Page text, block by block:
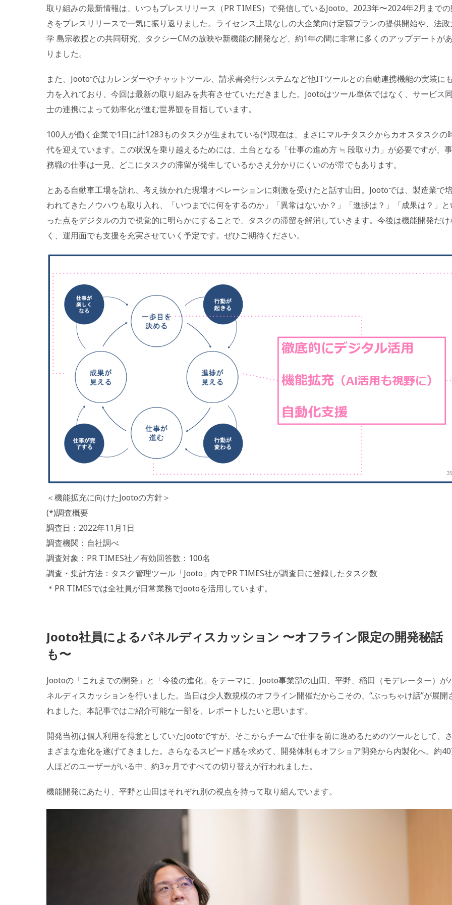
取り組みの最新情報は、いつもプレスリリース（PR TIMES）で発信しているJooto。2023年〜2024年2月までの
きをプレスリリースで一気に振り返りました。ライセンス上限なしの大企業向け定額プランの提供開始や、法政
学 島宗教授との共同研究、タクシーCMの放映や新機能の開発など、約1年の間に非常に多くのアップデートがあ
りました。
また、Jootoではカレンダーやチャットツール、請求書発行システムなど他ITツールとの自動連携機能の実装にも
力を入れており、今回は最新の取り組みを共有させていただきました。Jootoはツール単体ではなく、サービス同
士の連携によって効率化が進む世界観を目指しています。
100人が働く企業で1日に計1283ものタスクが生まれている(*)現在は、まさにマルチタスクからカオスタスクの
代を迎えています。この状況を乗り越えるためには、土台となる「仕事の進め方 ≒ 段取り力」が必要ですが、事
務職の仕事は一見、どこにタスクの滞留が発生しているかさえ分かりにくいのが常でもあります。
とある自動車工場を訪れ、考え抜かれた現場オペレーションに刺激を受けたと話す山田。Jootoでは、製造業で
われてきたノウハウも取り入れ、「いつまでに何をするのか」「異常はないか？」「進捗は？」「成果は？」と
った点をデジタルの力で視覚的に明らかにすることで、タスクの滞留を解消していきます。今後は機能開発だけ
く、運用面でも支援を充実させていく予定です。ぜひご期待ください。
＜機能拡充に向けたJootoの方針＞
(*)調査概要
調査日：2022年11月1日
調査機関：自社調べ
調査対象：PR TIMES社／有効回答数：100名
調査・集計方法：タスク管理ツール「Jooto」内でPR TIMES社が調査日に登録したタスク数
＊PR TIMESでは全社員が日常業務でJootoを活用しています。
Jooto社員によるパネルディスカッション 〜オフライン限定の開発秘話
も〜
Jootoの「これまでの開発」と「今後の進化」をテーマに、Jooto事業部の山田、平野、稲田（モデレーター）が
ネルディスカッションを行いました。当日は少人数規模のオフライン開催だからこその、“ぶっちゃけ話”が展開
れました。本記事ではご紹介可能な一部を、レポートしたいと思います。
開発当初は個人利用を得意としていたJootoですが、そこからチームで仕事を前に進めるためのツールとして、さ
まざまな進化を遂げてきました。さらなるスピード感を求めて、開発体制もオフショア開発から内製化へ。約
人ほどのユーザーがいる中、約3ヶ月ですべての切り替えが行われました。
機能開発にあたり、平野と山田はそれぞれ別の視点を持って取り組んでいます。